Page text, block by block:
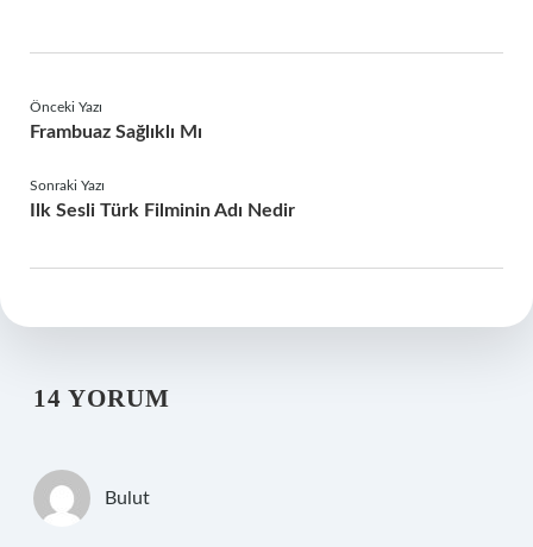
Önceki Yazı
Frambuaz Sağlıklı Mı
Sonraki Yazı
Ilk Sesli Türk Filminin Adı Nedir
14 YORUM
Bulut